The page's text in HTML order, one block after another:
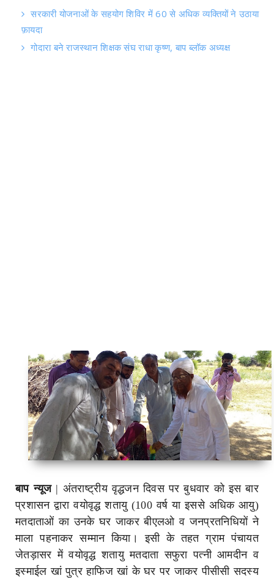
सरकारी योजनाओं के सहयोग शिविर में 60 से अधिक व्यक्तियों ने उठाया
फ़ायदा
गोदारा बने राजस्थान शिक्षक संघ राधा कृष्ण, बाप ब्लॉक अध्यक्ष
बाप न्यूज| अंतराष्ट्रीय वृद्धजन दिवस पर बुधवार को इस बार
प्रशासन द्वारा वयाेवृद्ध शतायु (100 वर्ष या इससे अधिक आयु)
मतदाताओं का उनके घर जाकर बीएलओ व जनप्रतनिधियों ने
माला पहनाकर सम्मान किया। इसी के तहत ग्राम पंचायत
जेतड़ासर में वयाेवृद्ध शतायु मतदाता सफुरा पत्नी आमदीन व
इस्माईल खां पुत्र हाफिज खां के घर पर जाकर पीसीसी सदस्य